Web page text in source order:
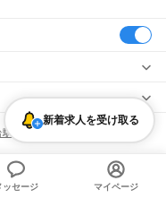
田市茂原市 佐倉市東金市
船橋法典駅
ガチャガチャ犬カフェ
駅
時間や曜日が選べる・シフ
新着求人を受け取る
ッセージ マイページ